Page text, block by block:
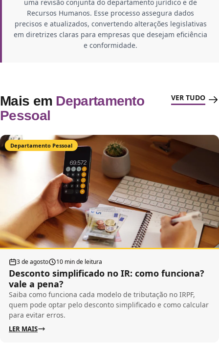
uma revisão conjunta do departamento jurídico e de
Recursos Humanos. Esse processo assegura dados
precisos e atualizados, convertendo alterações legislativas
em diretrizes claras para empresas que desejam eficiência
e conformidade.
Mais em Departamento
Pessoal
VER TUDO
Departamento Pessoal
3 de agosto 10 min de leitura
Desconto simplificado no IR: como funciona?
vale a pena?
Saiba como funciona cada modelo de tributação no IRPF,
quem pode optar pelo desconto simplificado e como calcular
para evitar erros.
LER MAIS